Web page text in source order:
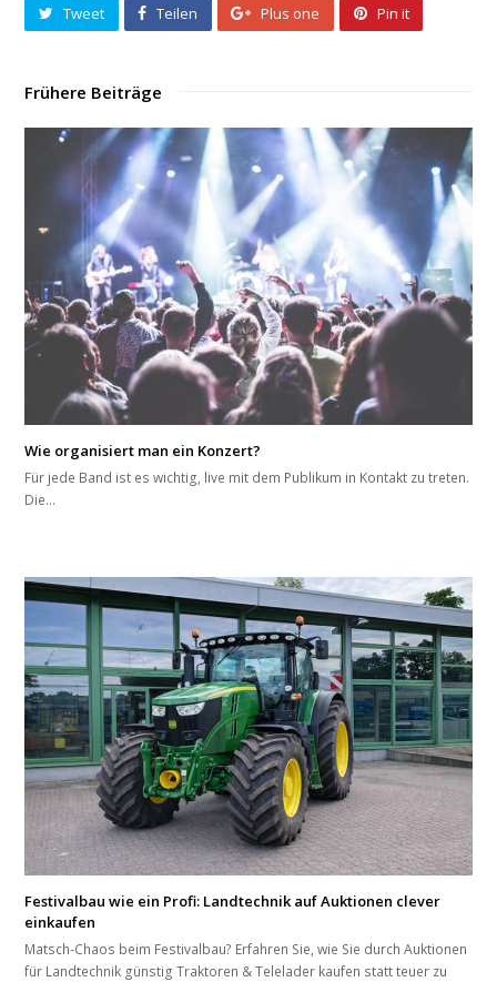
Tweet Teilen Plus one Pin it
Frühere Beiträge
Wie organisiert man ein Konzert?
Für jede Band ist es wichtig, live mit dem Publikum in Kontakt zu treten.
Die…
Festivalbau wie ein Profi: Landtechnik auf Auktionen clever
einkaufen
Matsch-Chaos beim Festivalbau? Erfahren Sie, wie Sie durch Auktionen
für Landtechnik günstig Traktoren & Telelader kaufen statt teuer zu